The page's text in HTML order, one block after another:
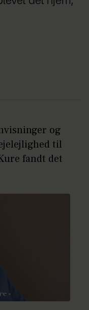
og
til
fandt det